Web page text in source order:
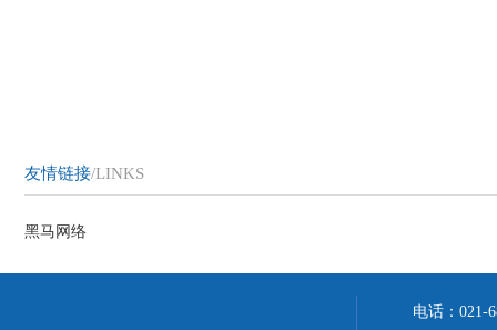
友情链接/LINKS
黑马网络
电话：021-